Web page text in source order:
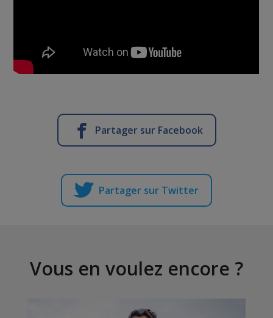
Partager sur Facebook
Partager sur Twitter
Vous en voulez encore ?